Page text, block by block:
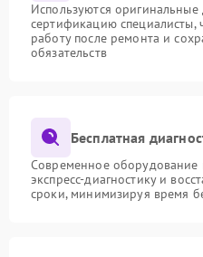
Используются
сертификацию специалисты,
работу после ремонта и
обязательств
Бесплатная
Современное оборудование
экспресс-диагностику и
сроки, минимизируя время